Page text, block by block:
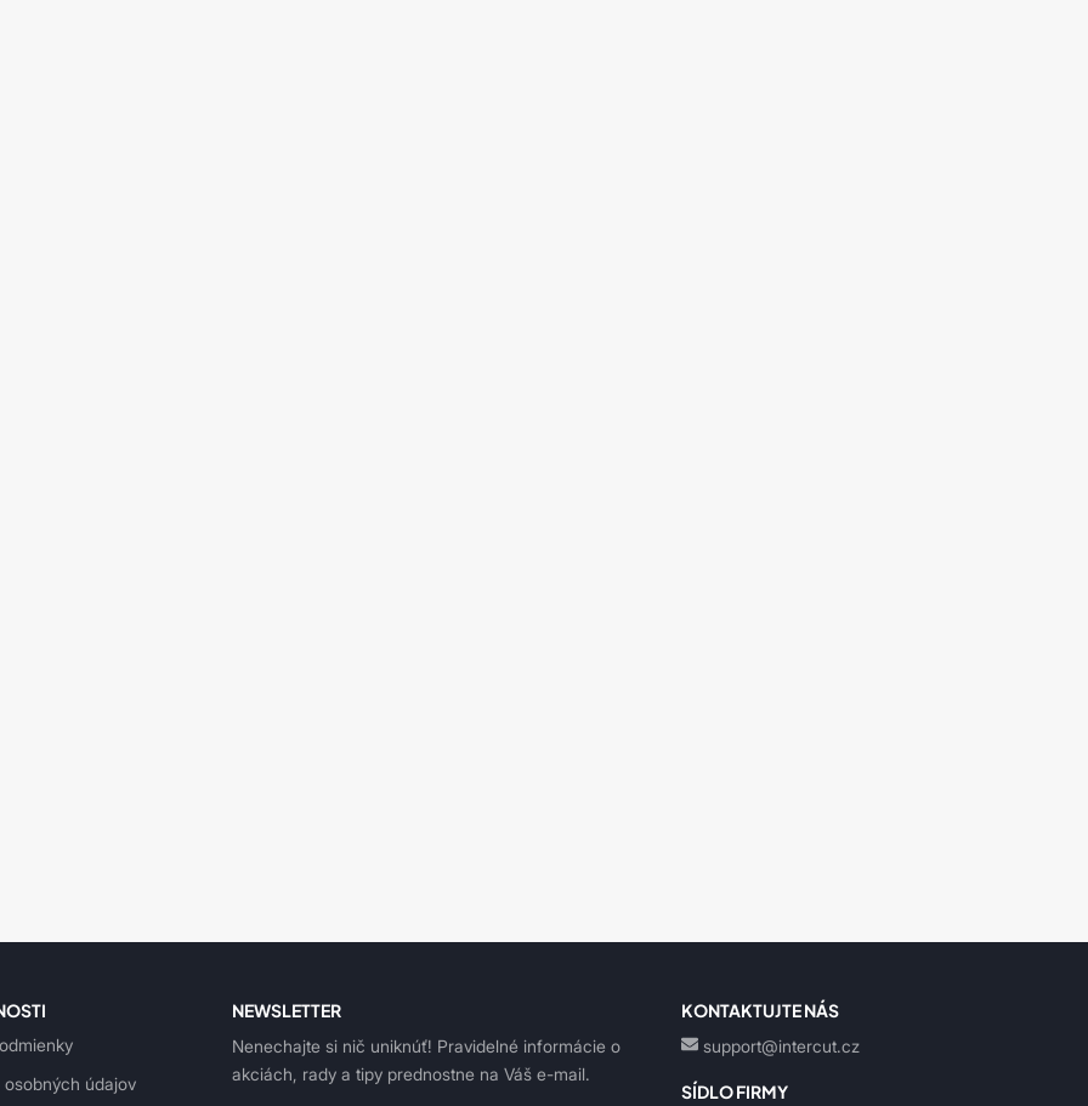
údajov
NEWSLETTER
Nenechajte si nič uniknúť! Pravidelné informácie o
akciách, rady a tipy prednostne na Váš e-mail.
KONTAKTUJTE NÁS
support@intercut.cz
SÍDLO FIRMY